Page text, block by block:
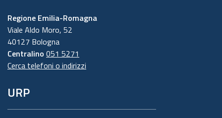
Regione Emilia-Romagna
Viale Aldo Moro, 52
40127 Bologna
Centralino 051 5271
Cerca telefoni o indirizzi
URP